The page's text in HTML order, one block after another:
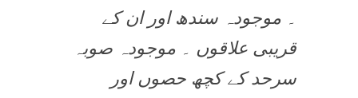
۔ موجودہ سندھ اور ان کے
قریبی علاقوں ۔ موجودہ صوبہ
سرحد کے کچھ حصوں اور